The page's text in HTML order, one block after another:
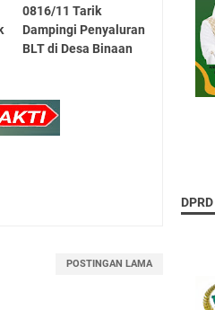
0816/11 Tarik
Dampingi Penyaluran
BLT di Desa Binaan
POSTINGAN LAMA